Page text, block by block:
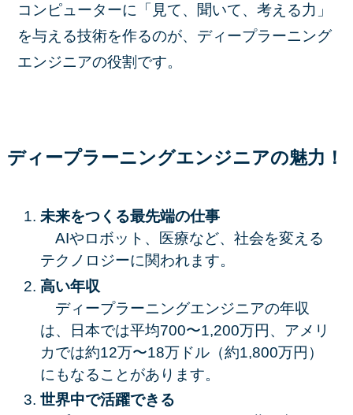
コンピューターに「見て、聞いて、考える力」
を与える技術を作るのが、ディープラーニング
エンジニアの役割です。
ディープラーニングエンジニアの魅力！
未来をつくる最先端の仕事
AIやロボット、医療など、社会を変える
テクノロジーに関われます。
高い年収
ディープラーニングエンジニアの年収
は、日本では平均700〜1,200万円、アメリ
カでは約12万〜18万ドル（約1,800万円）
にもなることがあります。
世界中で活躍できる